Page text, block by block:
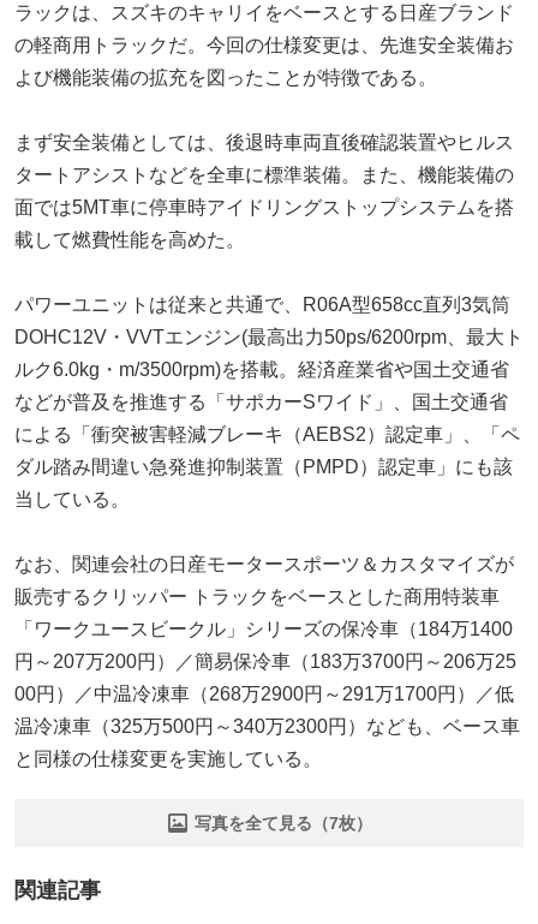
ラックは、スズキのキャリイをベースとする日産ブランド
の軽商用トラックだ。今回の仕様変更は、先進安全装備お
よび機能装備の拡充を図ったことが特徴である。
まず安全装備としては、後退時車両直後確認装置やヒルス
タートアシストなどを全車に標準装備。また、機能装備の
面では5MT車に停車時アイドリングストップシステムを搭
載して燃費性能を高めた。
パワーユニットは従来と共通で、R06A型658cc直列3気筒
DOHC12V・VVTエンジン(最高出力50ps/6200rpm、最大ト
ルク6.0kg・m/3500rpm)を搭載。経済産業省や国土交通省
などが普及を推進する「サポカーSワイド」、国土交通省
による「衝突被害軽減ブレーキ（AEBS2）認定車」、「ペ
ダル踏み間違い急発進抑制装置（PMPD）認定車」にも該
当している。
なお、関連会社の日産モータースポーツ＆カスタマイズが
販売するクリッパー トラックをベースとした商用特装車
「ワークユースビークル」シリーズの保冷車（184万1400
円～207万200円）／簡易保冷車（183万3700円～206万25
00円）／中温冷凍車（268万2900円～291万1700円）／低
温冷凍車（325万500円～340万2300円）なども、ベース車
と同様の仕様変更を実施している。
写真を全て見る（7枚）
関連記事